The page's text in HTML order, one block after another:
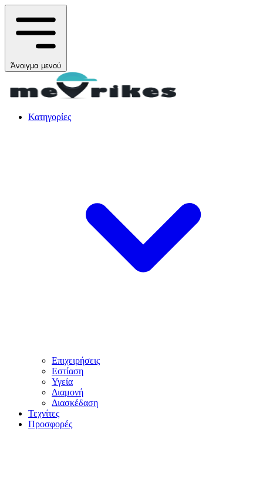
Άνοιγμα μενού
Κατηγορίες
Επιχειρήσεις
Εστίαση
Υγεία
Διαμονή
Διασκέδαση
Τεχνίτες
Προσφορές